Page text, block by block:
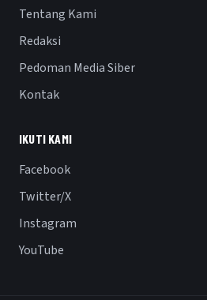
Tentang Kami
Redaksi
Pedoman Media Siber
Kontak
IKUTI KAMI
Facebook
Twitter/X
Instagram
YouTube